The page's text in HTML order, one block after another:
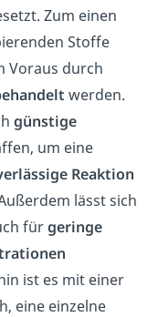
Zum einen
Stoffe
Voraus durch
werden.
günstige
um eine
Reaktion
lässt sich
fürgeringe
ist es mit einer
eine einzelne